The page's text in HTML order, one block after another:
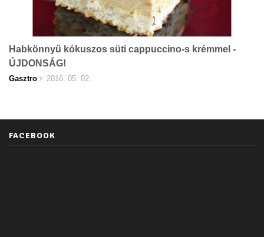
Habkönnyű kókuszos süti cappuccino-s krémmel -
ÚJDONSÁG!
Gasztro 2016. 05. 02.
FACEBOOK